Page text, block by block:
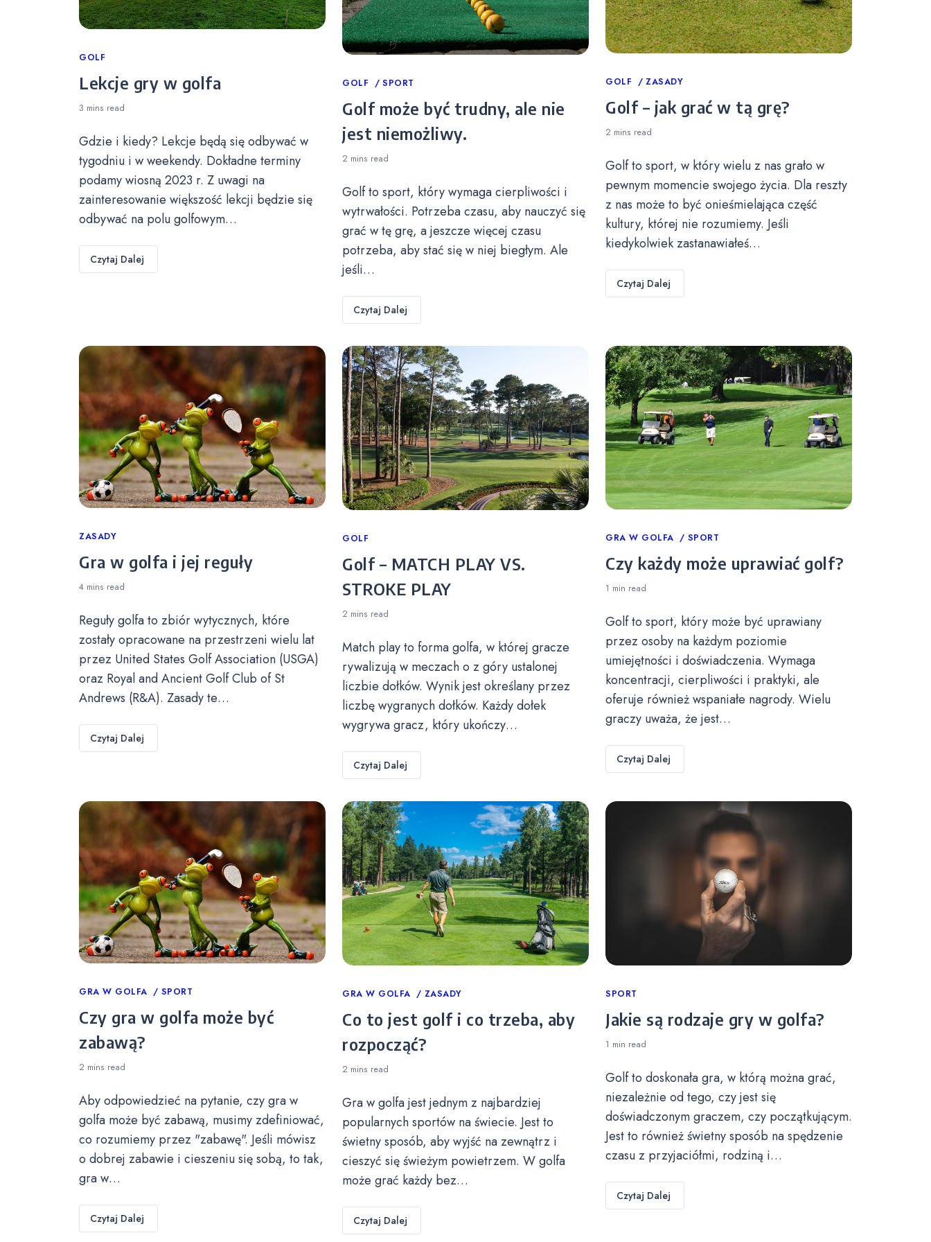
Categories
GOLF
Lekcje gry w golfa
3 mins read
Gdzie i kiedy? Lekcje będą się odbywać w
tygodniu i w weekendy. Dokładne terminy
podamy wiosną 2023 r. Z uwagi na
zainteresowanie większość lekcji będzie się
odbywać na polu golfowym…
Czytaj Dalej
Categories
GOLF SPORT
Golf może być trudny, ale nie
jest niemożliwy.
2 mins read
Golf to sport, który wymaga cierpliwości i
wytrwałości. Potrzeba czasu, aby nauczyć się
grać w tę grę, a jeszcze więcej czasu
potrzeba, aby stać się w niej biegłym. Ale
jeśli…
Czytaj Dalej
Categories
GOLF ZASADY
Golf – jak grać w tą grę?
2 mins read
Golf to sport, w który wielu z nas grało w
pewnym momencie swojego życia. Dla reszty
z nas może to być onieśmielająca część
kultury, której nie rozumiemy. Jeśli
kiedykolwiek zastanawiałeś…
Czytaj Dalej
Categories
ZASADY
Gra w golfa i jej reguły
4 mins read
Reguły golfa to zbiór wytycznych, które
zostały opracowane na przestrzeni wielu lat
przez United States Golf Association (USGA)
oraz Royal and Ancient Golf Club of St
Andrews (R&A). Zasady te…
Czytaj Dalej
Categories
GOLF
Golf – MATCH PLAY VS.
STROKE PLAY
2 mins read
Match play to forma golfa, w której gracze
rywalizują w meczach o z góry ustalonej
liczbie dołków. Wynik jest określany przez
liczbę wygranych dołków. Każdy dołek
wygrywa gracz, który ukończy…
Czytaj Dalej
Categories
GRA W GOLFA SPORT
Czy każdy może uprawiać golf?
1 min read
Golf to sport, który może być uprawiany
przez osoby na każdym poziomie
umiejętności i doświadczenia. Wymaga
koncentracji, cierpliwości i praktyki, ale
oferuje również wspaniałe nagrody. Wielu
graczy uważa, że jest…
Czytaj Dalej
Categories
GRA W GOLFA SPORT
Czy gra w golfa może być
zabawą?
2 mins read
Aby odpowiedzieć na pytanie, czy gra w
golfa może być zabawą, musimy zdefiniować,
co rozumiemy przez "zabawę". Jeśli mówisz
o dobrej zabawie i cieszeniu się sobą, to tak,
gra w…
Czytaj Dalej
Categories
GRA W GOLFA ZASADY
Co to jest golf i co trzeba, aby
rozpocząć?
2 mins read
Gra w golfa jest jednym z najbardziej
popularnych sportów na świecie. Jest to
świetny sposób, aby wyjść na zewnątrz i
cieszyć się świeżym powietrzem. W golfa
może grać każdy bez…
Czytaj Dalej
Categories
SPORT
Jakie są rodzaje gry w golfa?
1 min read
Golf to doskonała gra, w którą można grać,
niezależnie od tego, czy jest się
doświadczonym graczem, czy początkującym.
Jest to również świetny sposób na spędzenie
czasu z przyjaciółmi, rodziną i…
Czytaj Dalej